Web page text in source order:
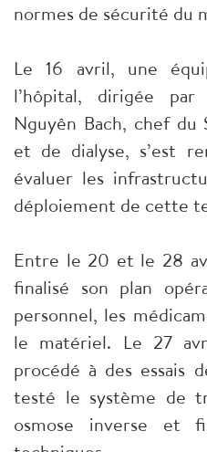
normes de sécurité du
Le 16 avril, une
l’hôpital, dirigée
Nguyên Bach, chef
et de dialyse, s’est
évaluer les
déploiement de cette
Entre le 20 et le 28
finalisé son plan
personnel, les
le matériel. Le 27
procédé à des essais
testé le système de
osmose inverse et